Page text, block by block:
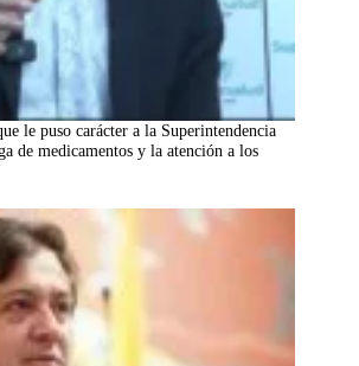
le puso carácter a la Superintendencia
de medicamentos y la atención a los